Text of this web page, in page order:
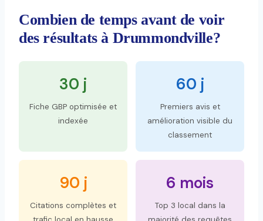
Combien de temps avant de voir
des résultats à Drummondville?
30 j
Fiche GBP optimisée et
indexée
60 j
Premiers avis et
amélioration visible du
classement
90 j
Citations complètes et
6 mois
Top 3 local dans la